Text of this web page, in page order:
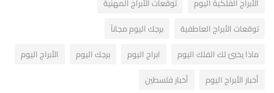
الأبراج الفلكية اليوم
توقعات الأبراج المهنية
توقعات الأبراج العاطفية
برجك اليوم مجاناً
ماذا يخبئ لك الفلك اليوم
ابراج اليوم برجك اليوم
الأبراج اليوم
أخبار الأبراج اليوم
أخبار فلسطين